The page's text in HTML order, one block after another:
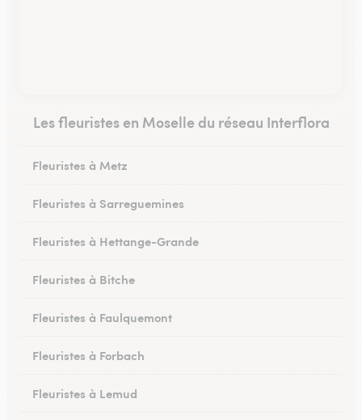
Les fleuristes en Moselle du réseau Interflora
Fleuristes à Metz
Fleuristes à Sarreguemines
Fleuristes à Hettange-Grande
Fleuristes à Bitche
Fleuristes à Faulquemont
Fleuristes à Forbach
Fleuristes à Lemud